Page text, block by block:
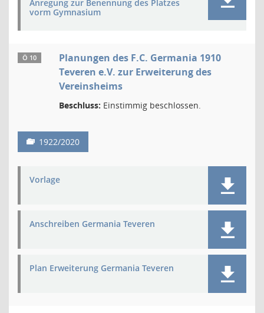
Anregung zur Benennung des Platzes
vorm Gymnasium
Ö 10
Planungen des F.C. Germania 1910
Teveren e.V. zur Erweiterung des
Vereinsheims
Beschluss: Einstimmig beschlossen.
1922/2020
Vorlage
Anschreiben Germania Teveren
Plan Erweiterung Germania Teveren